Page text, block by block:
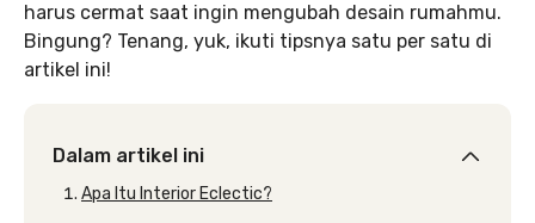
harus cermat saat ingin mengubah desain rumahmu.
Bingung? Tenang, yuk, ikuti tipsnya satu per satu di
artikel ini!
Dalam artikel ini
Apa Itu Interior Eclectic?